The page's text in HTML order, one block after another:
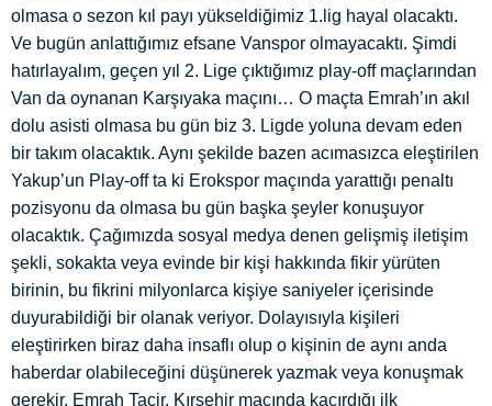
olmasa o sezon kıl payı yükseldiğimiz 1.lig hayal olacaktı.
Ve bugün anlattığımız efsane Vanspor olmayacaktı. Şimdi
hatırlayalım, geçen yıl 2. Lige çıktığımız play-off maçlarından
Van da oynanan Karşıyaka maçını… O maçta Emrah’ın akıl
dolu asisti olmasa bu gün biz 3. Ligde yoluna devam eden
bir takım olacaktık. Aynı şekilde bazen acımasızca eleştirilen
Yakup’un Play-off ta ki Erokspor maçında yarattığı penaltı
pozisyonu da olmasa bu gün başka şeyler konuşuyor
olacaktık. Çağımızda sosyal medya denen gelişmiş iletişim
şekli, sokakta veya evinde bir kişi hakkında fikir yürüten
birinin, bu fikrini milyonlarca kişiye saniyeler içerisinde
duyurabildiği bir olanak veriyor. Dolayısıyla kişileri
eleştirirken biraz daha insaflı olup o kişinin de aynı anda
haberdar olabileceğini düşünerek yazmak veya konuşmak
gerekir. Emrah Tacir, Kırşehir maçında kaçırdığı ilk